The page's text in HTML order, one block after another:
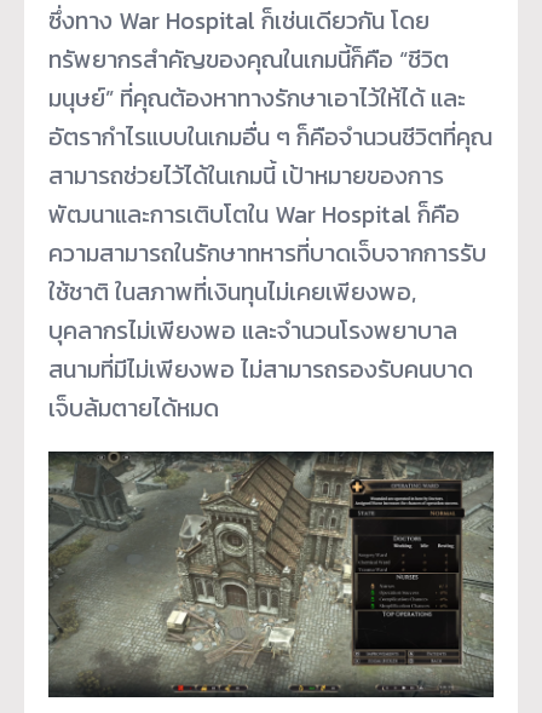
ซึ่งทาง War Hospital ก็เช่นเดียวกัน โดย
ทรัพยากรสำคัญของคุณในเกมนี้ก็คือ “ชีวิต
มนุษย์” ที่คุณต้องหาทางรักษาเอาไว้ให้ได้ และ
อัตรากำไรแบบในเกมอื่น ๆ ก็คือจำนวนชีวิตที่คุณ
สามารถช่วยไว้ได้ในเกมนี้ เป้าหมายของการ
พัฒนาและการเติบโตใน War Hospital ก็คือ
ความสามารถในรักษาทหารที่บาดเจ็บจากการรับ
ใช้ชาติ ในสภาพที่เงินทุนไม่เคยเพียงพอ,
บุคลากรไม่เพียงพอ และจำนวนโรงพยาบาล
สนามที่มีไม่เพียงพอ ไม่สามารถรองรับคนบาด
เจ็บล้มตายได้หมด